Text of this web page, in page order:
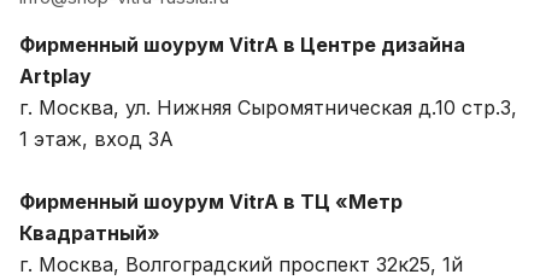
Фирменный шоурум VitrA в Центре дизайна
Artplay
г. Москва, ул. Нижняя Сыромятническая д.10 стр.3,
1 этаж, вход 3A
Фирменный шоурум VitrA в ТЦ «Метр
Квадратный»
г. Москва, Волгоградский проспект 32к25, 1й